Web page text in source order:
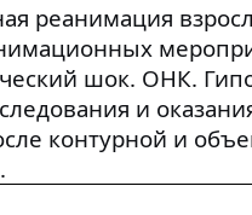
реанимация
шок. ОНК.
и
контурной и